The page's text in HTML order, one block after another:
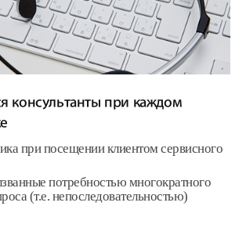
консультанты при каждом
при посещении клиентом сервисного
потребностью многократного
(т.е. непоследовательностью)